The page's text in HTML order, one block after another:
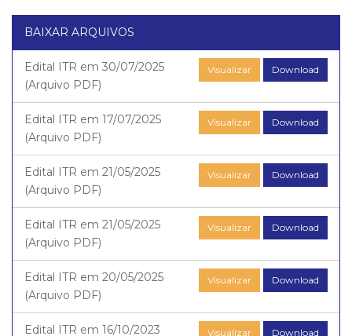
BAIXAR ARQUIVOS
Visualizar Download
Edital ITR em 30/07/2025
(Arquivo PDF)
Visualizar Download
Edital ITR em 17/07/2025
(Arquivo PDF)
Visualizar Download
Edital ITR em 21/05/2025
(Arquivo PDF)
Visualizar Download
Edital ITR em 21/05/2025
(Arquivo PDF)
Visualizar Download
Edital ITR em 20/05/2025
(Arquivo PDF)
Visualizar Download
Edital ITR em 16/10/2023